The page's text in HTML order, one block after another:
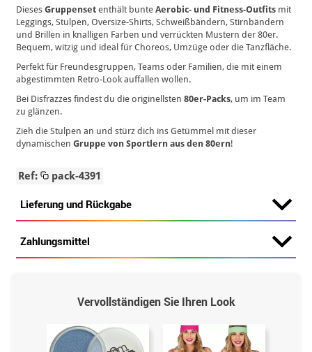
DiesesGruppenset enthält bunteAerobic- und Fitness-Outfits mit
Leggings, Stulpen, Oversize-Shirts, Schweißbändern, Stirnbändern
und Brillen in knalligen Farben und verrückten Mustern der 80er.
Bequem, witzig und ideal für Choreos, Umzüge oder die Tanzfläche.
Perfekt für Freundesgruppen, Teams oder Familien, die mit einem
abgestimmten Retro-Look auffallen wollen.
Bei Disfrazzes findest du die originellsten80er-Packs, um im Team
zu glänzen.
Zieh die Stulpen an und stürz dich ins Getümmel mit dieser
dynamischenGruppe von Sportlern aus den 80ern!
Ref: pack-4391
Lieferung und Rückgabe
Zahlungsmittel
Vervollständigen Sie Ihren Look